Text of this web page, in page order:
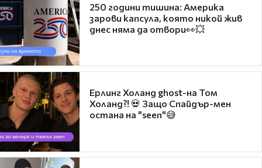
250 години тишина: Америка
зарови капсула, която никой жив
днес няма да отвори👀💥
Ерлинг Холанд ghost-на Том
Холанд?! 💀 Защо Спайдър-мен
остана на "seen"😅